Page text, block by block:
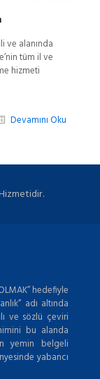
ve alanında
tüm il ve
hizmeti
Devamını Oku
hedefiyle
adı altında
ve sözlü çeviri
bu alanda
yemin belgeli
yabancı